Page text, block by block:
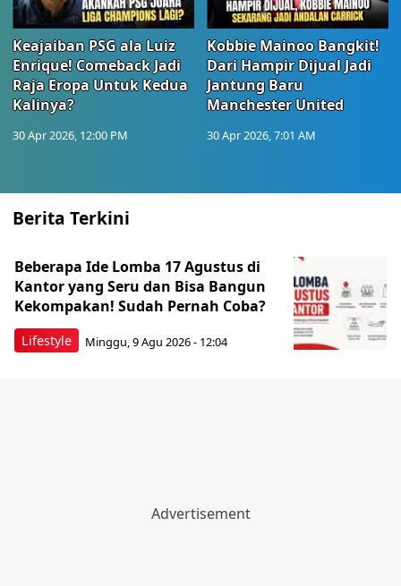
Keajaiban PSG ala Luiz
Enrique! Comeback Jadi
Raja Eropa Untuk Kedua
Kalinya?
30 Apr 2026, 12:00 PM
Kobbie Mainoo Bangkit!
Dari Hampir Dijual Jadi
Jantung Baru
Manchester United
30 Apr 2026, 7:01 AM
Berita Terkini
Lifestyle
Beberapa Ide Lomba 17 Agustus di
Kantor yang Seru dan Bisa Bangun
Kekompakan! Sudah Pernah Coba?
Minggu, 9 Agu 2026 - 12:04